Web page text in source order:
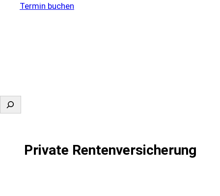
Termin buchen
Suchen
Private Rentenversicherung